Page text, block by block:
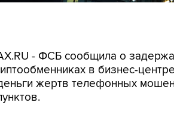
- ФСБ сообщила о
в бизнес-
жертв телефонных